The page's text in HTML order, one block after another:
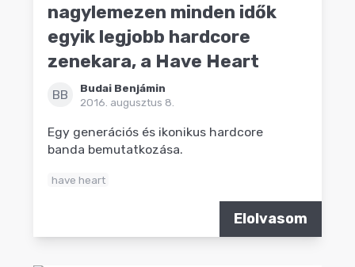
nagylemezen minden idők
egyik legjobb hardcore
zenekara, a Have Heart
BB
Budai Benjámin
2016. augusztus 8.
Egy generációs és ikonikus hardcore
banda bemutatkozása.
have heart
Elolvasom